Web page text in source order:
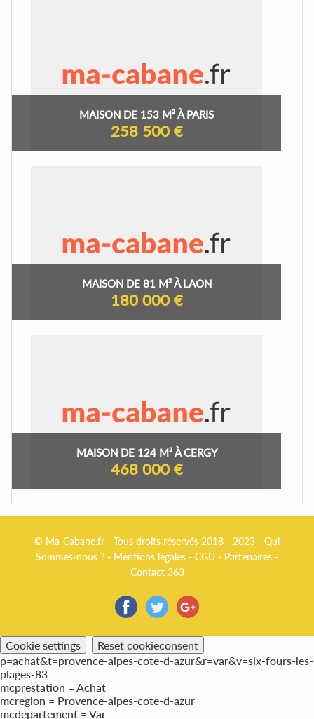
MAISON DE 153 M² À PARIS
258 500 €
MAISON DE 81 M² À LAON
180 000 €
MAISON DE 124 M² À CERGY
468 000 €
© Ma-Cabane.fr - Tous droits réservés 2018 - 2023 - Qui
Sommes-nous ? - Mentions légales - CGU - Partenaires -
Contact 363
Cookie settings
Reset cookieconsent
p=achat&t=provence-alpes-cote-d-azur&r=var&v=six-fours-les-
plages-83
mcprestation = Achat
mcregion = Provence-alpes-cote-d-azur
mcdepartement = Var